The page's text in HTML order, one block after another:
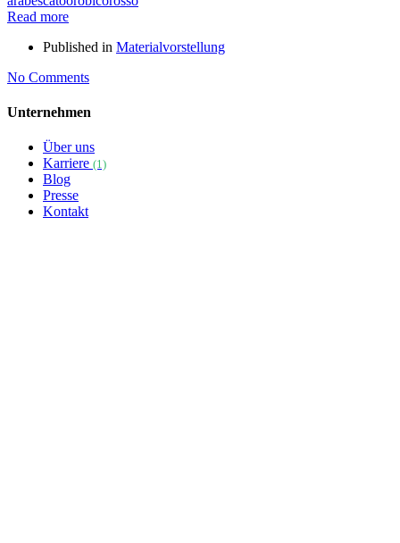
Read more
Published in Materialvorstellung
No Comments
Unternehmen
Über uns
Karriere (1)
Blog
Presse
Kontakt